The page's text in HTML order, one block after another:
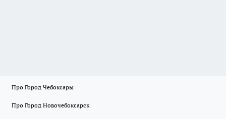
Про Город Чебоксары
Про Город Новочебоксарск